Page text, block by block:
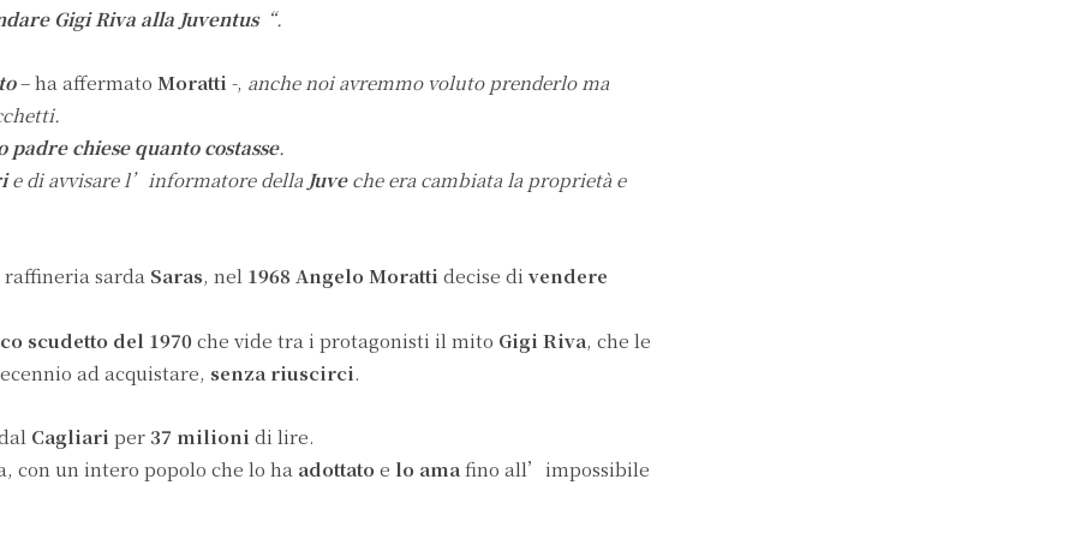
Gigi Riva alla Juventus“.
– ha affermato Moratti -, anche noi avremmo voluto prenderlo ma
padre chiese quanto costasse.
e di avvisare l’informatore della Juveche era cambiata la proprietà e
raffineria sarda Saras, nel 1968 Angelo Moratti decise di vendere
scudetto del 1970che vide tra i protagonisti il mito Gigi Riva, che le
ad acquistare, senza riuscirci.
Cagliari per 37 milioni di lire.
con un intero popolo che lo ha adottato e lo ama fino all’impossibile